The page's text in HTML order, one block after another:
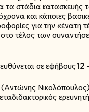
τα στάδια κατασκευής
και κάποιες
για την «ένατη
τέλος των
σε εφήβους12
(Αντώνης